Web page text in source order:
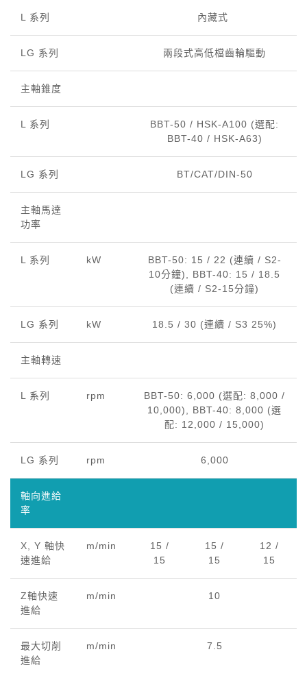
L 系列 內藏式
LG 系列 兩段式高低檔齒輪驅動
主軸錐度
L 系列
BBT-50 / HSK-A100 (選配:
BBT-40 / HSK-A63)
LG 系列 BT/CAT/DIN-50
主軸馬達
功率
L 系列 kW
BBT-50: 15 / 22 (連續 / S2-
10分鐘), BBT-40: 15 / 18.5
(連續 / S2-15分鐘)
LG 系列 kW 18.5 / 30 (連續 / S3 25%)
主軸轉速
L 系列 rpm
BBT-50: 6,000 (選配: 8,000 /
10,000), BBT-40: 8,000 (選
配: 12,000 / 15,000)
LG 系列 rpm 6,000
軸向進給
率
X, Y 軸快
速進給
m/min
15 /
15
15 /
15
12 /
15
Z軸快速
進給
m/min 10
最大切削
進給
m/min 7.5